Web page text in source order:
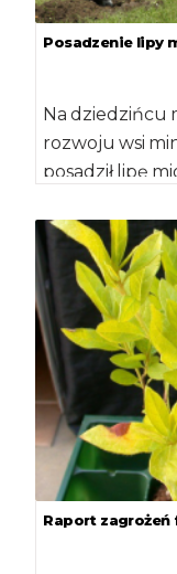
Posadzenie lipy
Na dziedzińcu
rozwoju wsi
posadził lipę
Raport